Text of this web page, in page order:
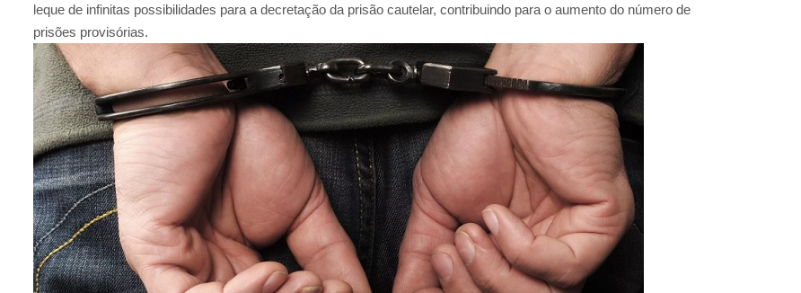
leque de infinitas possibilidades para a decretação da prisão cautelar, contribuindo para o aumento do número de
prisões provisórias.